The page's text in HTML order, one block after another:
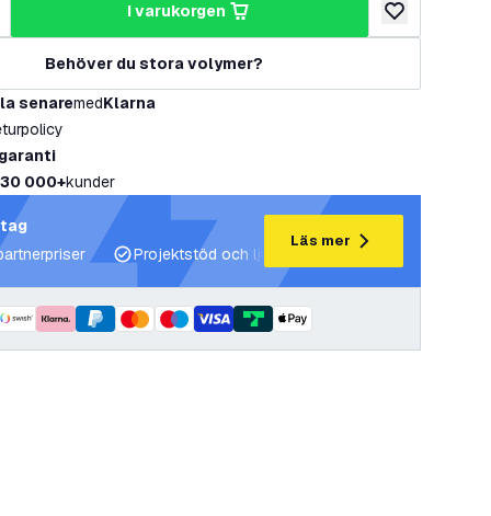
antal i varukorgen
lägg till i
Behöver du stora volymer?
senaremedKlarna
30 000+kunder
Projektstöd och ljusplaner
Läs mer